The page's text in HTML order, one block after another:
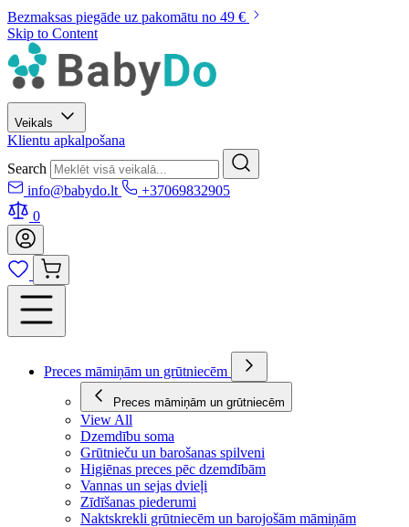
Bezmaksas piegāde uz pakomātu no 49 €
Skip to Content
Veikals
Klientu apkalpošana
Search
info@babydo.lt
+37069832905
0
Preces māmiņām un grūtniecēm
Preces māmiņām un grūtniecēm
View All
Dzemdību soma
Grūtnieču un barošanas spilveni
Higiēnas preces pēc dzemdībām
Vannas un sejas dvieļi
Zīdīšanas piederumi
Naktskrekli grūtniecēm un barojošām māmiņām